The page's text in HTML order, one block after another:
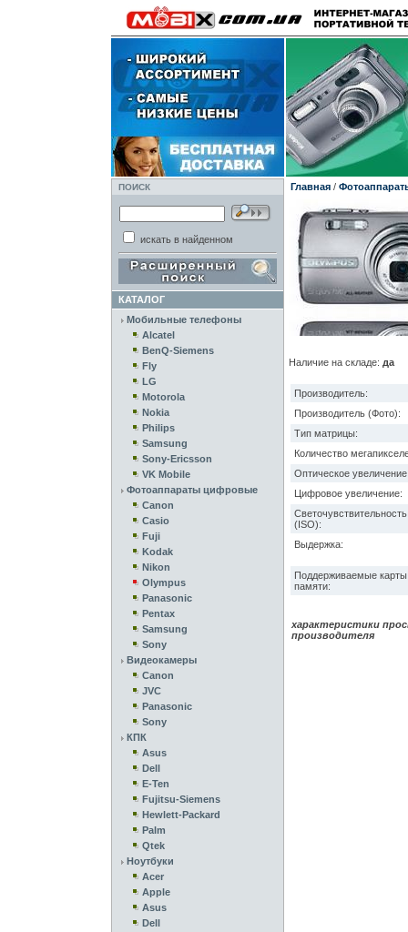
ПОИСК
искать в найденном
КАТАЛОГ
Мобильные телефоны
Alcatel
BenQ-Siemens
Fly
LG
Motorola
Nokia
Philips
Samsung
Sony-Ericsson
VK Mobile
Фотоаппараты цифровые
Canon
Casio
Fuji
Kodak
Nikon
Olympus
Panasonic
Pentax
Samsung
Sony
Видеокамеры
Canon
JVC
Panasonic
Sony
КПК
Asus
Dell
E-Ten
Fujitsu-Siemens
Hewlett-Packard
Palm
Qtek
Ноутбуки
Acer
Apple
Asus
Dell
Главная/
Наличие на складе: да
Производитель:
Производитель (Фото):
Тип матрицы:
Количество
Оптическое
Цифровое увеличение:
Светочувствительность
(ISO):
Выдержка:
Поддерживаемые карты
памяти:
характеристики
производителя